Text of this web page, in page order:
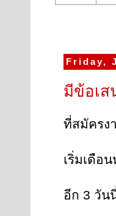
Friday,
มีข้อเส
ที่สมัครง
เริ่มเดือ
อีก 3 วัน